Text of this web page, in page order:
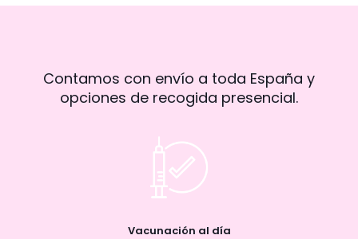
Contamos con envío a toda España y
opciones de recogida presencial.
Vacunación al día